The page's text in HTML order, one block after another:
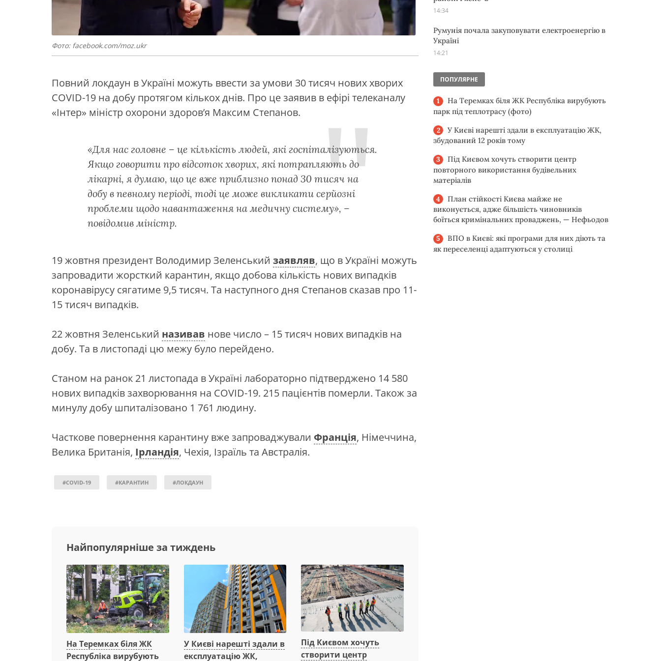
Фото: facebook.com/moz.ukr
Повний локдаун в Україні можуть ввести за умови 30 тисяч нових хворих
COVID-19 на добу протягом кількох днів. Про це заявив в ефірі телеканалу
«Інтер» міністр охорони здоров’я Максим Степанов.
«Для нас головне – це кількість людей, які госпіталізуються.
Якщо говорити про відсоток хворих, які потрапляють до
лікарні, я думаю, що це вже приблизно понад 30 тисяч на
добу в певному періоді, тоді це може викликати серйозні
проблеми щодо навантаження на медичну систему», –
повідомив міністр.
19 жовтня президент Володимир Зеленський заявляв, що в Україні можуть
запровадити жорсткий карантин, якщо добова кількість нових випадків
коронавірусу сягатиме 9,5 тисяч. Та наступного дня Степанов сказав про 11-
15 тисяч випадків.
22 жовтня Зеленський називав нове число – 15 тисяч нових випадків на
добу. Та в листопаді цю межу було перейдено.
Станом на ранок 21 листопада в Україні лабораторно підтверджено 14 580
нових випадків захворювання на COVID-19. 215 пацієнтів померли. Також за
минулу добу шпиталізовано 1 761 людину.
Часткове повернення карантину вже запроваджували Франція, Німеччина,
Велика Британія, Ірландія, Чехія, Ізраїль та Австралія.
#COVID-19 #КАРАНТИН #ЛОКДАУН
Найпопулярніше за тиждень
На Теремках біля ЖК
Республіка вирубують
У Києві нарешті здали в
експлуатацію ЖК,
Під Києвом хочуть
створити центр
14:34
Румунія почала закуповувати електроенергію в
Україні
14:21
ПОПУЛЯРНЕ
На Теремках біля ЖК Республіка вирубують
парк під теплотрасу (фото)
У Києві нарешті здали в експлуатацію ЖК,
збудований 12 років тому
Під Києвом хочуть створити центр
повторного використання будівельних
матеріалів
План стійкості Києва майже не
виконується, адже більшість чиновників
боїться кримінальних проваджень, — Нефьодов
ВПО в Києві: які програми для них діють та
як переселенці адаптуються у столиці